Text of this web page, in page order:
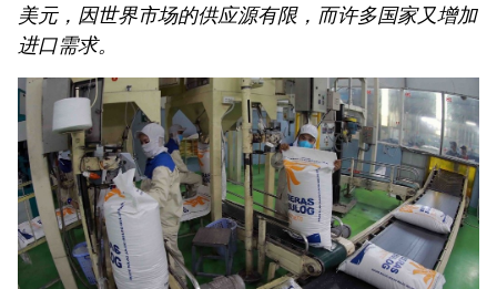
美元，因世界市场的供应源有限，而许多国家又增加
进口需求。